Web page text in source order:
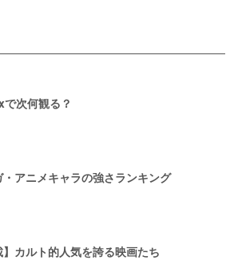
次何観る？
・アニメキャラの強さランキング
】カルト的人気を誇る映画たち